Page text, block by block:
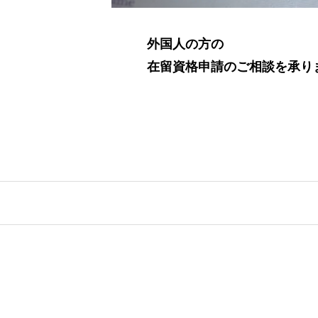
外国人の方の
在留資格申請のご相談を承り